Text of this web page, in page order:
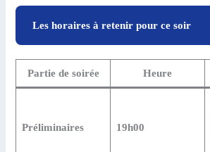
Les horaires à retenir pour ce soir
Partie de soirée Heure
Préliminaires 19h00